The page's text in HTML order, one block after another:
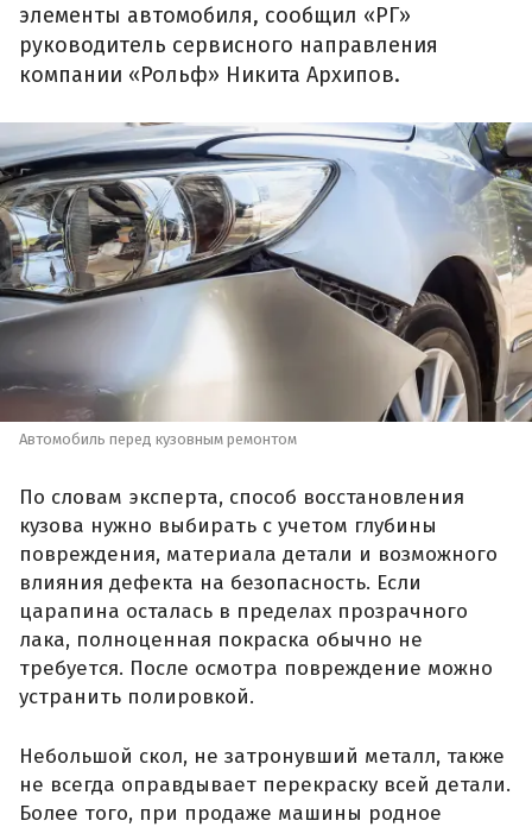
элементы автомобиля, сообщил «РГ»
руководитель сервисного направления
компании «Рольф» Никита Архипов.
Автомобиль перед кузовным ремонтом
По словам эксперта, способ восстановления
кузова нужно выбирать с учетом глубины
повреждения, материала детали и возможного
влияния дефекта на безопасность. Если
царапина осталась в пределах прозрачного
лака, полноценная покраска обычно не
требуется. После осмотра повреждение можно
устранить полировкой.
Небольшой скол, не затронувший металл, также
не всегда оправдывает перекраску всей детали.
Более того, при продаже машины родное